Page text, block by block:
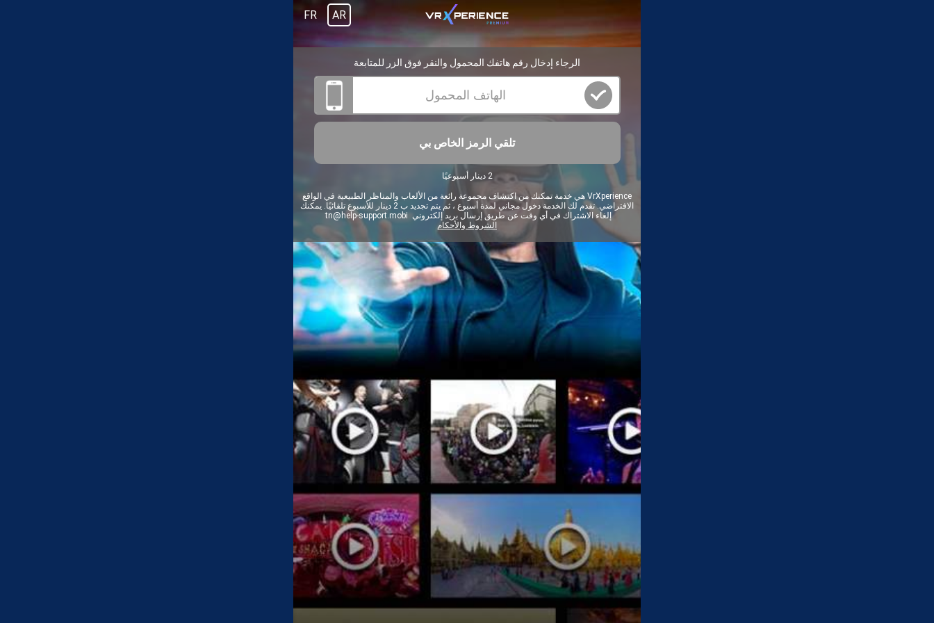
AR
FR
الرجاء إدخال رقم هاتفك المحمول والنقر فوق الزر للمتابعة
تلقي الرمز الخاص بي
2 دينار أسبوعيًا
VrXperience هي خدمة تمكنك من اكتشاف مجموعة رائعة من الألعاب والمناظر الطبيعية في الواقع
الافتراضي. تقدم لك الخدمة دخول مجاني لمدة أسبوع ، ثم يتم تجديد ب 2 دينار للأسبوع تلقائيًا. يمكنك
إلغاء الاشتراك في أي وقت عن طريق إرسال بريد إلكتروني tn@help-support.mobi
الشروط والأحكام